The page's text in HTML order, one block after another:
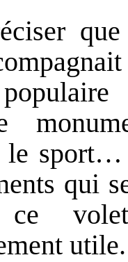
le
qui
ce
utile.